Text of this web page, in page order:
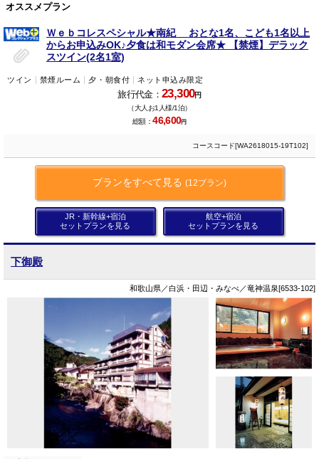
オススメプラン
Ｗｅｂコレスペシャル★南紀 おとな1名、こども1名以上
からお申込みOK♪夕食は和モダン会席★ 【禁煙】デラック
スツイン(2名1室)
ツイン 禁煙ルーム 夕・朝食付 ネット申込み限定
旅行代金：23,300円
（大人お1人様/1泊）
総額：46,600円
コースコード[WA2618015-19T102]
プランをすべて見る (12プラン)
JR・新幹線+宿泊
セットプランを見る
航空+宿泊
セットプランを見る
下御殿
和歌山県／白浜・田辺・みなべ／竜神温泉[6533-102]